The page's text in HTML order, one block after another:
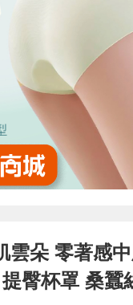
雲朵 零著感
臀杯罩 桑蠶